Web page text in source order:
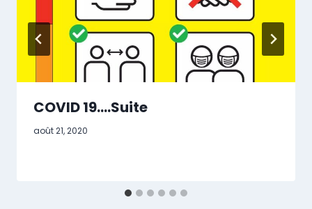
COVID 19….Suite
août 21, 2020